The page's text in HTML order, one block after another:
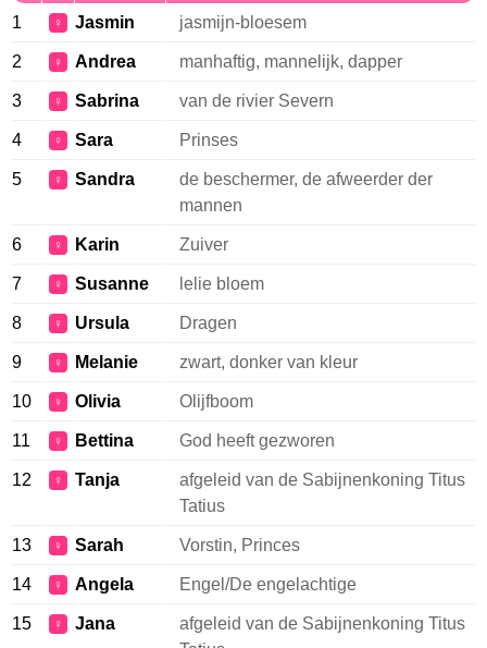
1 ♀ Jasmin jasmijn-bloesem
2 ♀ Andrea manhaftig, mannelijk, dapper
3 ♀ Sabrina van de rivier Severn
4 ♀ Sara Prinses
5 ♀ Sandra
de beschermer, de afweerder der
mannen
6 ♀ Karin Zuiver
7 ♀ Susanne lelie bloem
8 ♀ Ursula Dragen
9 ♀ Melanie zwart, donker van kleur
10 ♀ Olivia Olijfboom
11 ♀ Bettina God heeft gezworen
12 ♀ Tanja
afgeleid van de Sabijnenkoning Titus
Tatius
13 ♀ Sarah Vorstin, Princes
14 ♀ Angela Engel/De engelachtige
15 ♀ Jana
afgeleid van de Sabijnenkoning Titus